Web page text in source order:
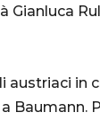
Gianluca
austriaci in
Baumann.